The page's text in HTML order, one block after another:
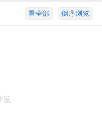
倒序浏览
看全部
发